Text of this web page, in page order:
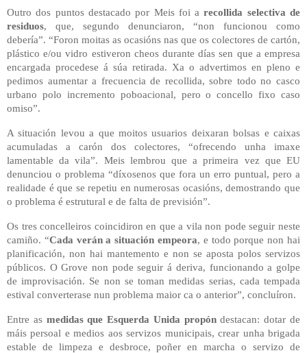
Outro dos puntos destacado por Meis foi arecollida selectiva de
residuos, que, segundo denunciaron, “non funcionou como
debería”. “Foron moitas as ocasións nas que os colectores de cartón,
plástico e/ou vidro estiveron cheos durante días sen que a empresa
encargada procedese á súa retirada. Xa o advertimos en pleno e
pedimos aumentar a frecuencia de recollida, sobre todo no casco
urbano polo incremento poboacional, pero o concello fixo caso
omiso”.
A situación levou a que moitos usuarios deixaran bolsas e caixas
acumuladas a carón dos colectores, “ofrecendo unha imaxe
lamentable da vila”. Meis lembrou que a primeira vez que EU
denunciou o problema “díxosenos que fora un erro puntual, pero a
realidade é que se repetiu en numerosas ocasións, demostrando que
o problema é estrutural e de falta de previsión”.
Os tres concelleiros coincidiron en que a vila non pode seguir neste
camiño. “Cada verán a situación empeora, e todo porque non hai
planificación, non hai mantemento e non se aposta polos servizos
públicos. O Grove non pode seguir á deriva, funcionando a golpe
de improvisación. Se non se toman medidas serias, cada tempada
estival converterase nun problema maior ca o anterior”, concluíron.
Entre as medidas que Esquerda Unida propóndestacan: dotar de
máis persoal e medios aos servizos municipais, crear unha brigada
estable de limpeza e desbroce, poñer en marcha o servizo de